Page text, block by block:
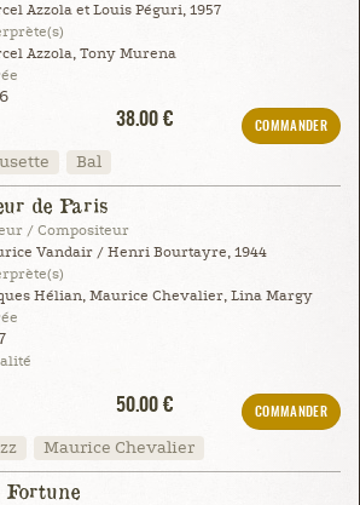
Azzola et Louis Péguri, 1957
Azzola, Tony Murena
38.00 €
COMMANDER
Bal
de Paris
/ Compositeur
Vandair / Henri Bourtayre, 1944
Hélian, Maurice Chevalier, Lina Margy
50.00 €
COMMANDER
Maurice Chevalier